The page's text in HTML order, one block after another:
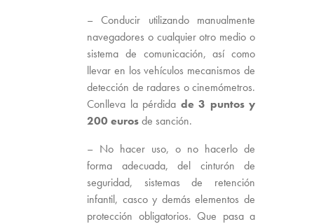
– Conducir utilizando manualmente
navegadores o cualquier otro medio o
sistema de comunicación, así como
llevar en los vehículos mecanismos de
detección de radares o cinemómetros.
Conlleva la pérdida de 3 puntos y
200 eurosde sanción.
– No hacer uso, o no hacerlo de
forma adecuada, del cinturón de
seguridad, sistemas de retención
infantil, casco y demás elementos de
protección obligatorios. Que pasa a